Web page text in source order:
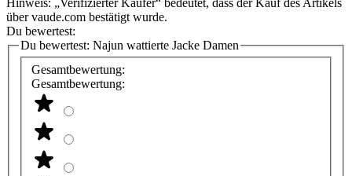
über vaude.com bestätigt wurde.
Du bewertest:
Du bewertest: Najun wattierte Jacke Damen
Gesamtbewertung:
Gesamtbewertung: